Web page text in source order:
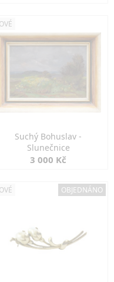
Suchý Bohuslav -
Slunečnice
3 000 Kč
OBJEDNÁNO